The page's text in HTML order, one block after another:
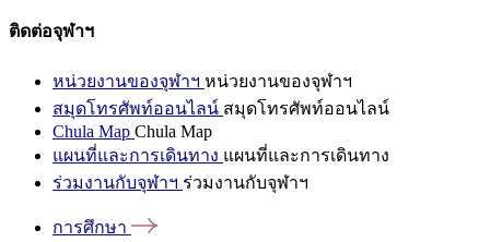
ติดต่อจุฬาฯ
หน่วยงานของจุฬาฯ หน่วยงานของจุฬาฯ
สมุดโทรศัพท์ออนไลน์ สมุดโทรศัพท์ออนไลน์
Chula Map Chula Map
แผนที่และการเดินทาง แผนที่และการเดินทาง
ร่วมงานกับจุฬาฯ ร่วมงานกับจุฬาฯ
การศึกษา